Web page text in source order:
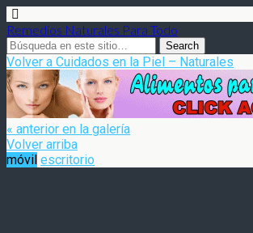
Remedios Naturales Para Todo
Volver a Cuidados en la Piel – Naturales
« anterior en la galería
Volver arriba
móvil escritorio